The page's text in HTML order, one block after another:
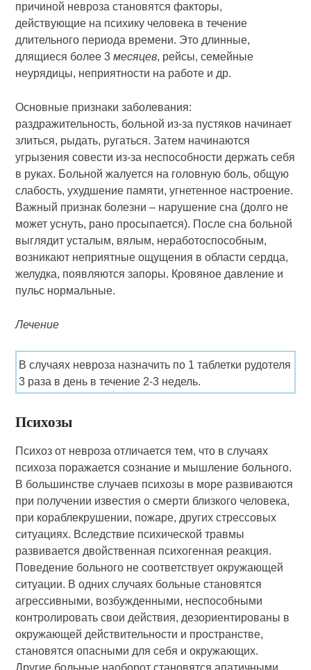
причиной невроза становятся факторы,
действующие на психику человека в те­чение
длительного периода времени. Это длинные,
длящиеся более 3месяцев, рейсы, семейные
неурядицы, неприятности на работе и др.
Основные признаки заболевания:
раздражительность, больной из-за пустяков начинает
злиться, рыдать, ругать­ся. Затем начинаются
угрызения совести из-за неспособности держать себя
в руках. Больной жалуется на го­ловную боль, общую
слабость, ухудшение памяти, угнетенное настроение.
Важный признак болезни – нарушение сна (долго не
может уснуть, рано просыпается). После сна больной
выглядит усталым, вялым, неработоспособным,
возникают неприятные ощущения в области сердца,
желудка, появляются запоры. Кровяное давление и
пульс нормальные.
Лечение
В случаях невроза назначить по 1 таблетки рудотеля
3 раза в день в течение 2-3 недель.
Психозы
Психоз от невроза отличается тем, что в случаях
психоза поражается сознание и мышление больного.
В боль­шинстве случаев психозы в море развиваются
при получении известия о смерти близкого человека,
при кораб­лекрушении, пожаре, других стрессовых
ситуациях. Вследствие психической травмы
развивается двойственная психогенная реакция.
Поведение больного не соответствует окружающей
ситуации. В одних случаях больные становятся
агрессивными, возбужденными, неспособными
контролировать свои действия, дезориентированы в
окружающей действительности и пространстве,
становятся опасными для себя и окружающих.